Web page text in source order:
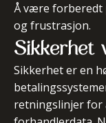
Å være forberedt
og frustrasjon.
Sikkerhet
Sikkerhet er en
retningslinjer for